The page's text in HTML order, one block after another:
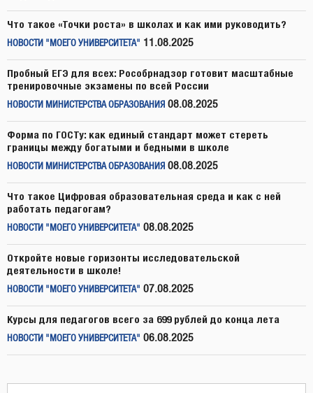
Что такое «Точки роста» в школах и как ими руководить?
НОВОСТИ "МОЕГО УНИВЕРСИТЕТА" 11.08.2025
Пробный ЕГЭ для всех: Рособрнадзор готовит масштабные
тренировочные экзамены по всей России
НОВОСТИ МИНИСТЕРСТВА ОБРАЗОВАНИЯ 08.08.2025
Форма по ГОСТу: как единый стандарт может стереть
границы между богатыми и бедными в школе
НОВОСТИ МИНИСТЕРСТВА ОБРАЗОВАНИЯ 08.08.2025
Что такое Цифровая образовательная среда и как с ней
работать педагогам?
НОВОСТИ "МОЕГО УНИВЕРСИТЕТА" 08.08.2025
Откройте новые горизонты исследовательской
деятельности в школе!
НОВОСТИ "МОЕГО УНИВЕРСИТЕТА" 07.08.2025
Курсы для педагогов всего за 699 рублей до конца лета
НОВОСТИ "МОЕГО УНИВЕРСИТЕТА" 06.08.2025